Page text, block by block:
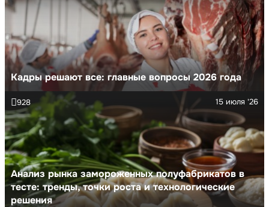
Кадры решают все: главные вопросы 2026 года
Анализ рынка замороженных полуфабрикатов в
тесте: тренды, точки роста и технологические
решения
15 июля '26
928